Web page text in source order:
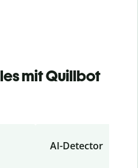
mit Quillbot
AI-Detector